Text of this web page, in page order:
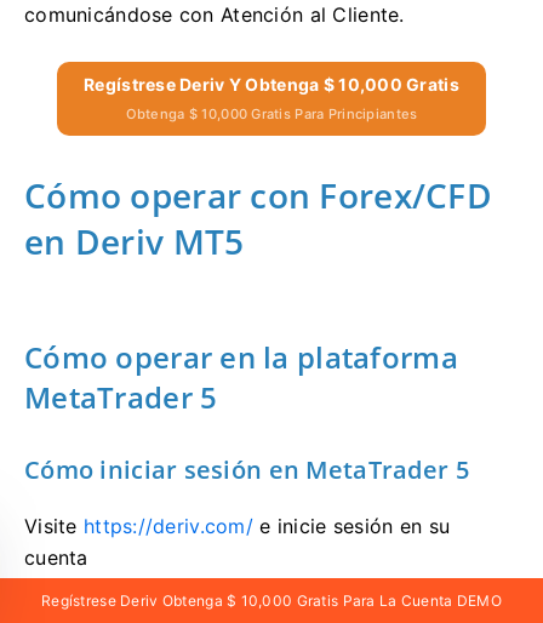
comunicándose con Atención al Cliente.
Regístrese Deriv Y Obtenga $ 10,000 Gratis
Obtenga $ 10,000 Gratis Para Principiantes
Cómo operar con Forex/CFD
en Deriv MT5
Cómo operar en la plataforma
MetaTrader 5
Cómo iniciar sesión en MetaTrader 5
Visite https://deriv.com/ e inicie sesión en su
cuenta
Regístrese Deriv Obtenga $ 10,000 Gratis Para La Cuenta DEMO